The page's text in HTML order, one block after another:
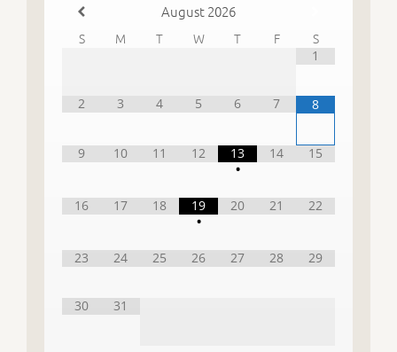
August2026
S M T W T F S
1
2 3 4 5 6 7 8
9 10 11 12
13
•
14 15
16 17 18
19
•
20 21 22
23 24 25 26 27 28 29
30 31